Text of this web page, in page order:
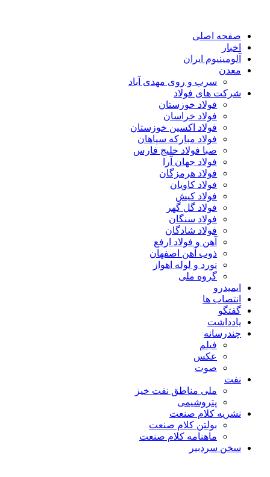
صفحه اصلی
اخبار
آلومینیوم ایران
معدن
سرب و روی مهدی آباد
شرکت های فولاد
فولاد خوزستان
فولاد خراسان
فولاد اکسین خوزستان
فولاد مبارکه سپاهان
صبا فولاد خلیج فارس
فولاد جهان آرا
فولاد هرمزگان
فولاد کاویان
فولاد کیش
فولاد گل گهر
فولاد سنگان
فولاد شادگان
آهن و فولاد ارفع
ذوب آهن اصفهان
نورد و لوله اهواز
گروه ملی
ایمیدرو
انتصاب ها
گفتگو
یادداشت
چندرسانه
فیلم
عکس
صوت
نفت
ملی مناطق نفت خیز
پتروشیمی
نشریه کلام صنعت
بولتن کلام صنعت
ماهنامه کلام صنعت
سخن سردبیر